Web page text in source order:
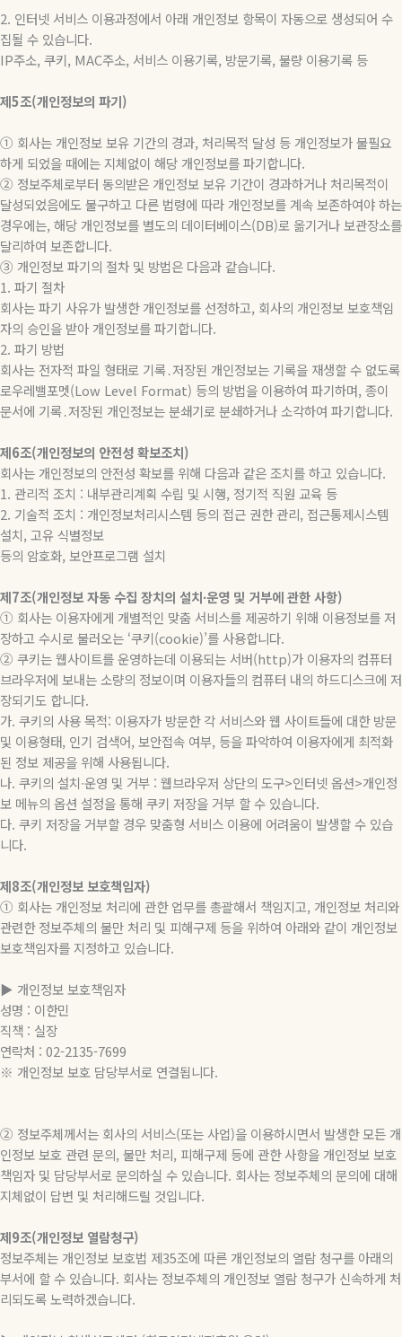
2. 인터넷 서비스 이용과정에서 아래 개인정보 항목이 자동으로 생성되어 수
집될 수 있습니다.
IP주소, 쿠키, MAC주소, 서비스 이용기록, 방문기록, 불량 이용기록 등
제5조(개인정보의 파기)
① 회사는 개인정보 보유 기간의 경과, 처리목적 달성 등 개인정보가 불필요
하게 되었을 때에는 지체없이 해당 개인정보를 파기합니다.
② 정보주체로부터 동의받은 개인정보 보유 기간이 경과하거나 처리목적이
달성되었음에도 불구하고 다른 법령에 따라 개인정보를 계속 보존하여야 하는
경우에는, 해당 개인정보를 별도의 데이터베이스(DB)로 옮기거나 보관장소를
달리하여 보존합니다.
③ 개인정보 파기의 절차 및 방법은 다음과 같습니다.
1. 파기 절차
회사는 파기 사유가 발생한 개인정보를 선정하고, 회사의 개인정보 보호책임
자의 승인을 받아 개인정보를 파기합니다.
2. 파기 방법
회사는 전자적 파일 형태로 기록․저장된 개인정보는 기록을 재생할 수 없도록
로우레밸포멧(Low Level Format) 등의 방법을 이용하여 파기하며, 종이
문서에 기록․저장된 개인정보는 분쇄기로 분쇄하거나 소각하여 파기합니다.
제6조(개인정보의 안전성 확보조치)
회사는 개인정보의 안전성 확보를 위해 다음과 같은 조치를 하고 있습니다.
1. 관리적 조치 : 내부관리계획 수립 및 시행, 정기적 직원 교육 등
2. 기술적 조치 : 개인정보처리시스템 등의 접근 권한 관리, 접근통제시스템
설치, 고유 식별정보
등의 암호화, 보안프로그램 설치
제7조(개인정보 자동 수집 장치의 설치∙운영 및 거부에 관한 사항)
① 회사는 이용자에게 개별적인 맞춤 서비스를 제공하기 위해 이용정보를 저
장하고 수시로 불러오는 ‘쿠키(cookie)’를 사용합니다.
② 쿠키는 웹사이트를 운영하는데 이용되는 서버(http)가 이용자의 컴퓨터
브라우저에 보내는 소량의 정보이며 이용자들의 컴퓨터 내의 하드디스크에 저
장되기도 합니다.
가. 쿠키의 사용 목적: 이용자가 방문한 각 서비스와 웹 사이트들에 대한 방문
및 이용형태, 인기 검색어, 보안접속 여부, 등을 파악하여 이용자에게 최적화
된 정보 제공을 위해 사용됩니다.
나. 쿠키의 설치∙운영 및 거부 : 웹브라우저 상단의 도구>인터넷 옵션>개인정
보 메뉴의 옵션 설정을 통해 쿠키 저장을 거부 할 수 있습니다.
다. 쿠키 저장을 거부할 경우 맞춤형 서비스 이용에 어려움이 발생할 수 있습
니다.
제8조(개인정보 보호책임자)
① 회사는 개인정보 처리에 관한 업무를 총괄해서 책임지고, 개인정보 처리와
관련한 정보주체의 불만 처리 및 피해구제 등을 위하여 아래와 같이 개인정보
보호책임자를 지정하고 있습니다.
▶ 개인정보 보호책임자
성명 : 이한민
직책 : 실장
연락처 : 02-2135-7699
※ 개인정보 보호 담당부서로 연결됩니다.
② 정보주체께서는 회사의 서비스(또는 사업)을 이용하시면서 발생한 모든 개
인정보 보호 관련 문의, 불만 처리, 피해구제 등에 관한 사항을 개인정보 보호
책임자 및 담당부서로 문의하실 수 있습니다. 회사는 정보주체의 문의에 대해
지체없이 답변 및 처리해드릴 것입니다.
제9조(개인정보 열람청구)
정보주체는 개인정보 보호법 제35조에 따른 개인정보의 열람 청구를 아래의
부서에 할 수 있습니다. 회사는 정보주체의 개인정보 열람 청구가 신속하게 처
리되도록 노력하겠습니다.